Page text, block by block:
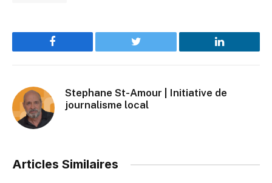
Facebook Twitter LinkedIn
Stephane St-Amour | Initiative de
journalisme local
Articles Similaires